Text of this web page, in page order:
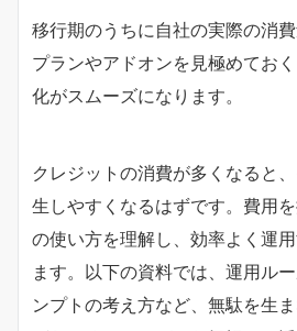
移行期のうちに自社の実際の消
プランやアドオンを見極めてお
化がスムーズになります。
クレジットの消費が多くなると
生しやすくなるはずです。費用
の使い方を理解し、効率よく運
ます。以下の資料では、運用ル
ンプトの考え方など、無駄を生